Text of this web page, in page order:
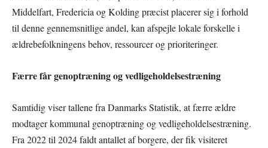
Middelfart, Fredericia og Kolding præcist placerer sig i forhold
til denne gennemsnitlige andel, kan afspejle lokale forskelle i
ældrebefolkningens behov, ressourcer og prioriteringer.
Færre får genoptræning og vedligeholdelsestræning
Samtidig viser tallene fra Danmarks Statistik, at færre ældre
modtager kommunal genoptræning og vedligeholdelsestræning.
Fra 2022 til 2024 faldt antallet af borgere, der fik visiteret